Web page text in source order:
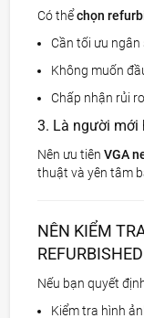
Có thểchọn
Cần tối ưu ngân
Không muốn
Chấp nhận rủi
3. Là người mới
Nên ưu tiênVGA
thuật và yên tâm
NÊN KIỂM
REFURBISHED
Nếu bạn quyết
Kiểm tra hình